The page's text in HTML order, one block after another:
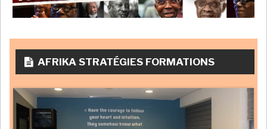
AFRIKA STRATÉGIES FORMATIONS